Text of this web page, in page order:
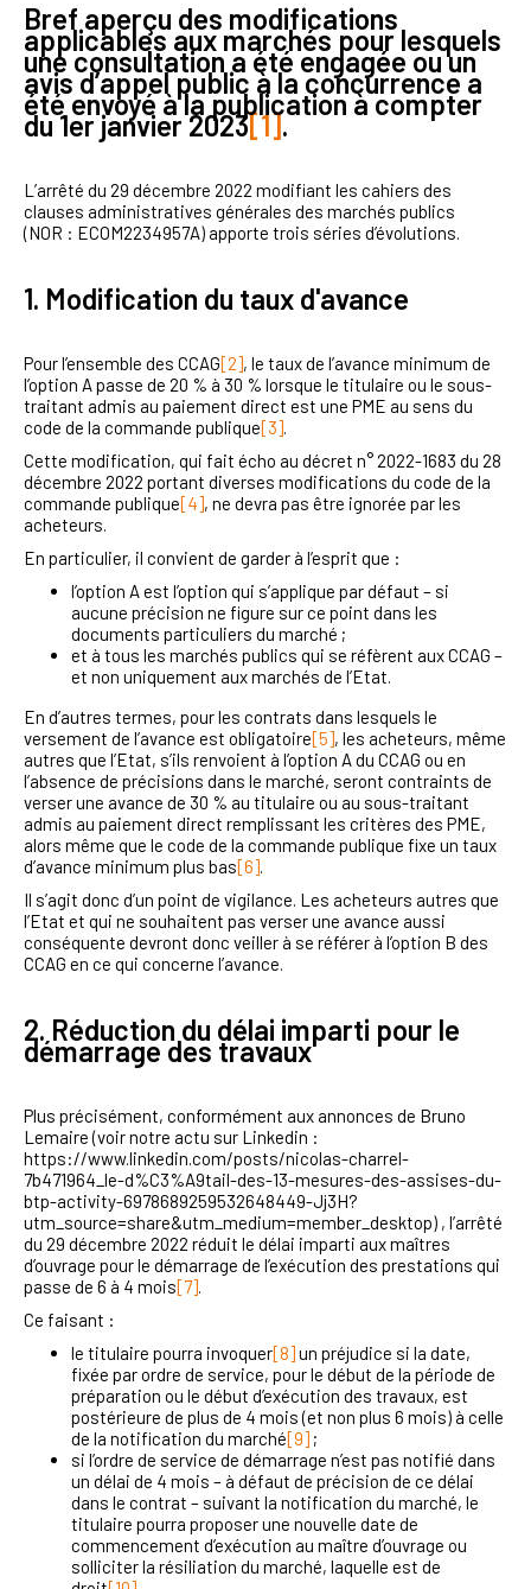
Bref aperçu des modifications
applicables aux marchés pour lesquels
une consultation a été engagée ou un
avis d’appel public à la concurrence a
été envoyé à la publication à compter
du 1er janvier 2023[1].
L’arrêté du 29 décembre 2022 modifiant les cahiers des
clauses administratives générales des marchés publics
(NOR : ECOM2234957A) apporte trois séries d’évolutions.
1. Modification du taux d'avance
Pour l’ensemble des CCAG[2], le taux de l’avance minimum de
l’option A passe de 20 % à 30 % lorsque le titulaire ou le sous-
traitant admis au paiement direct est une PME au sens du
code de la commande publique[3].
Cette modification, qui fait écho au décret n° 2022-1683 du 28
décembre 2022 portant diverses modifications du code de la
commande publique[4], ne devra pas être ignorée par les
acheteurs.
En particulier, il convient de garder à l’esprit que :
l’option A est l’option qui s’applique par défaut – si
aucune précision ne figure sur ce point dans les
documents particuliers du marché ;
et à tous les marchés publics qui se réfèrent aux CCAG –
et non uniquement aux marchés de l’Etat.
En d’autres termes, pour les contrats dans lesquels le
versement de l’avance est obligatoire[5], les acheteurs, même
autres que l’Etat, s’ils renvoient à l’option A du CCAG ou en
l’absence de précisions dans le marché, seront contraints de
verser une avance de 30 % au titulaire ou au sous-traitant
admis au paiement direct remplissant les critères des PME,
alors même que le code de la commande publique fixe un taux
d’avance minimum plus bas[6].
Il s’agit donc d’un point de vigilance. Les acheteurs autres que
l’Etat et qui ne souhaitent pas verser une avance aussi
conséquente devront donc veiller à se référer à l’option B des
CCAG en ce qui concerne l’avance.
2. Réduction du délai imparti pour le
démarrage des travaux
Plus précisément, conformément aux annonces de Bruno
Lemaire (voir notre actu sur Linkedin :
https://www.linkedin.com/posts/nicolas-charrel-
7b471964_le-d%C3%A9tail-des-13-mesures-des-assises-du-
btp-activity-6978689259532648449-Jj3H?
utm_source=share&utm_medium=member_desktop) , l’arrêté
du 29 décembre 2022 réduit le délai imparti aux maîtres
d’ouvrage pour le démarrage de l’exécution des prestations qui
passe de 6 à 4 mois[7].
Ce faisant :
le titulaire pourra invoquer[8]un préjudice si la date,
fixée par ordre de service, pour le début de la période de
préparation ou le début d’exécution des travaux, est
postérieure de plus de 4 mois (et non plus 6 mois) à celle
de la notification du marché[9] ;
si l’ordre de service de démarrage n’est pas notifié dans
un délai de 4 mois – à défaut de précision de ce délai
dans le contrat – suivant la notification du marché, le
titulaire pourra proposer une nouvelle date de
commencement d’exécution au maître d’ouvrage ou
solliciter la résiliation du marché, laquelle est de